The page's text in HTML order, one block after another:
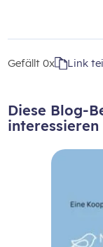
Gefällt0x Link
Diese Blog-
interessieren